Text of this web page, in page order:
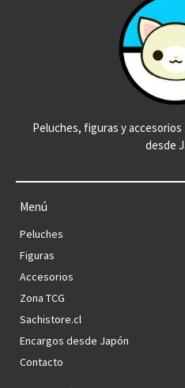
Peluches, figuras y
desde
Menú
Peluches
Figuras
Accesorios
Zona TCG
Sachistore.cl
Encargos desde Japón
Contacto